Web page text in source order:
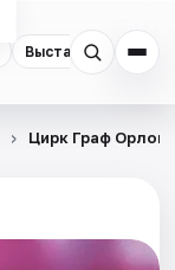
Выставки
Цирк Граф Орлов